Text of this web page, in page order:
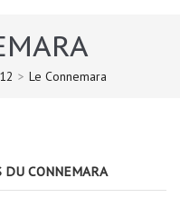
> Le Connemara
DU CONNEMARA